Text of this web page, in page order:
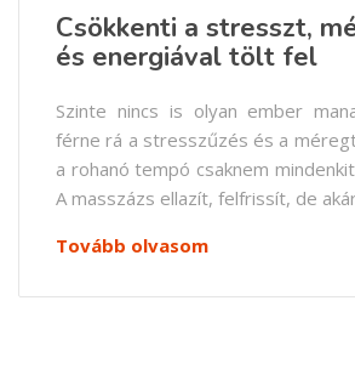
Csökkenti a stresszt,
és energiával tölt fel
Szinte nincs is olyan ember
férne rá a stresszűzés és a
a rohanó tempó csaknem
A masszázs ellazít, felfrissít, de
Tovább olvasom